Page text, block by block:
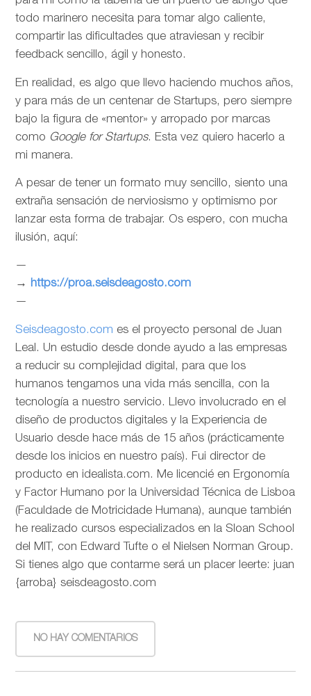
todo marinero necesita para tomar algo caliente,
compartir las dificultades que atraviesan y recibir
feedback sencillo, ágil y honesto.
En realidad, es algo que llevo haciendo muchos años,
y para más de un centenar de Startups, pero siempre
bajo la figura de «mentor» y arropado por marcas
como Google for Startups. Esta vez quiero hacerlo a
mi manera.
A pesar de tener un formato muy sencillo, siento una
extraña sensación de nerviosismo y optimismo por
lanzar esta forma de trabajar. Os espero, con mucha
ilusión, aquí:
—
→ https://proa.seisdeagosto.com
—
Seisdeagosto.com es el proyecto personal de Juan
Leal. Un estudio desde donde ayudo a las empresas
a reducir su complejidad digital, para que los
humanos tengamos una vida más sencilla, con la
tecnología a nuestro servicio. Llevo involucrado en el
diseño de productos digitales y la Experiencia de
Usuario desde hace más de 15 años (prácticamente
desde los inicios en nuestro país). Fui director de
producto en idealista.com. Me licencié en Ergonomía
y Factor Humano por la Universidad Técnica de Lisboa
(Faculdade de Motricidade Humana), aunque también
he realizado cursos especializados en la Sloan School
del MIT, con Edward Tufte o el Nielsen Norman Group.
Si tienes algo que contarme será un placer leerte: juan
{arroba} seisdeagosto.com
NO HAY COMENTARIOS